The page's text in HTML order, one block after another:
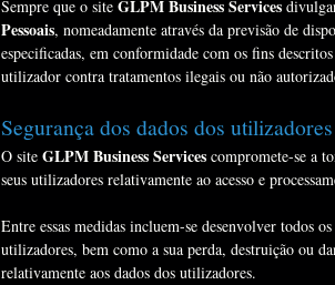
Sempre que o site GLPM Business Services
Pessoais, nomeadamente através da previsão de
especificadas, em conformidade com os fins
utilizador contra tratamentos ilegais ou não
Segurança dos dados dos utilizadores
O site GLPM Business Services compromete-se a
seus utilizadores relativamente ao acesso e
Entre essas medidas incluem-se desenvolver todos
utilizadores, bem como a sua perda, destruição ou
relativamente aos dados dos utilizadores.